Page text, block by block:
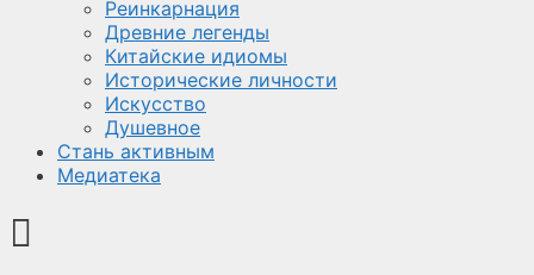
Реинкарнация
Древние легенды
Китайские идиомы
Исторические личности
Искусство
Душевное
Стань активным
Медиатека